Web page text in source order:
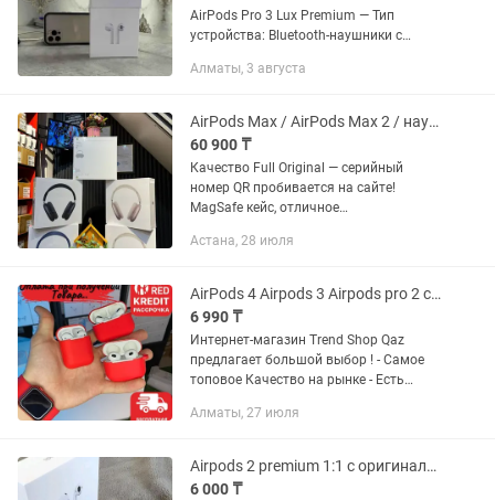
AirPods Pro 3 Lux Premium — Тип
устройства: Bluetooth-наушники с
вкладыши — Кабель Lightning в
Алматы, 3 августа
AirPods Max / AirPods Max 2 / наушники 1в1 Full качества
60 900 ₸
Качество Full Original — серийный
номер QR пробивается на сайте!
MagSafe кейс, отличное
микрофон, полный функционал Apple.
|...
Астана, 28 июля
AirPods 4 Airpods 3 Airpods pro 2 с шумоподавлением. Airpods Pro 3 Арподс
6 990 ₸
Интернет-магазин Trend Shop Qaz
предлагает большой выбор ! - Самое
топовое Качество на рынке - Есть
Гарантия на 30 дней - Бесплатная
Алматы, 27 июля
Airpods 2 premium 1:1 с оригиналом Премиум качество
6 000 ₸